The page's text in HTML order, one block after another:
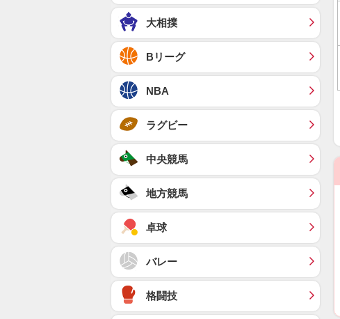
大相撲
Bリーグ
NBA
ラグビー
中央競馬
地方競馬
卓球
バレー
格闘技